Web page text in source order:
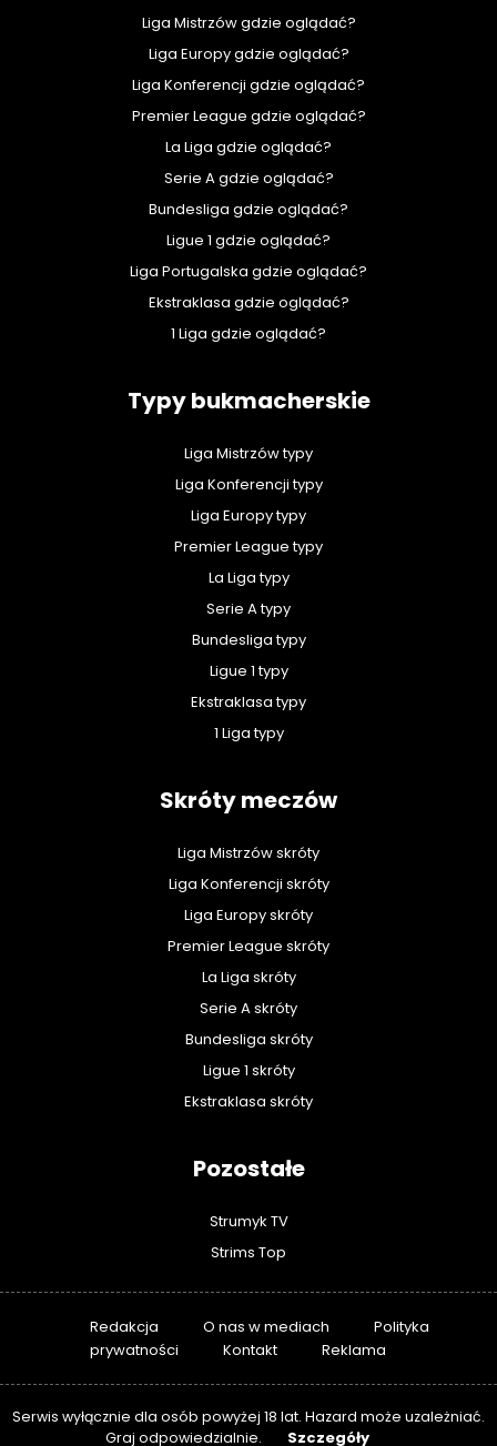
Liga Mistrzów gdzie oglądać?
Liga Europy gdzie oglądać?
Liga Konferencji gdzie oglądać?
Premier League gdzie oglądać?
La Liga gdzie oglądać?
Serie A gdzie oglądać?
Bundesliga gdzie oglądać?
Ligue 1 gdzie oglądać?
Liga Portugalska gdzie oglądać?
Ekstraklasa gdzie oglądać?
1 Liga gdzie oglądać?
Typy bukmacherskie
Liga Mistrzów typy
Liga Konferencji typy
Liga Europy typy
Premier League typy
La Liga typy
Serie A typy
Bundesliga typy
Ligue 1 typy
Ekstraklasa typy
1 Liga typy
Skróty meczów
Liga Mistrzów skróty
Liga Konferencji skróty
Liga Europy skróty
Premier League skróty
La Liga skróty
Serie A skróty
Bundesliga skróty
Ligue 1 skróty
Ekstraklasa skróty
Pozostałe
Strumyk TV
Strims Top
Redakcja O nas w mediach
Polityka
prywatności
Kontakt Reklama
Serwis wyłącznie dla osób powyżej 18 lat. Hazard może uzależniać.
Graj odpowiedzialnie.
Szczegóły